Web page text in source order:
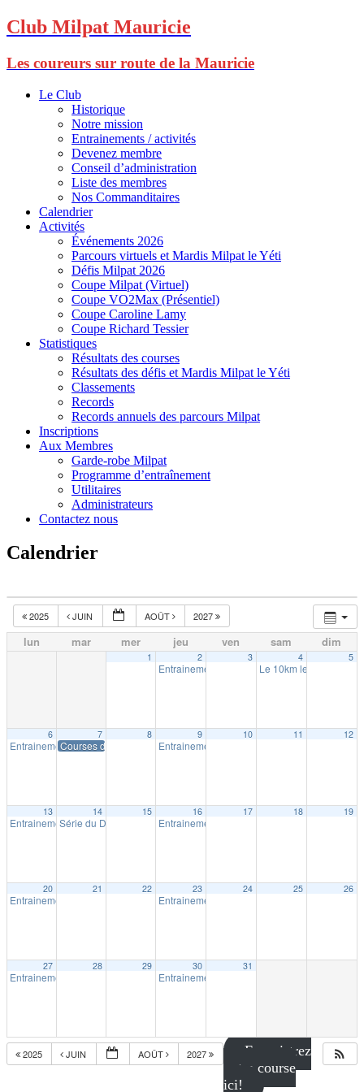
Club Milpat Mauricie
Les coureurs sur route de la Mauricie
Le Club
Historique
Notre mission
Entrainements / activités
Devenez membre
Conseil d’administration
Liste des membres
Nos Commanditaires
Calendrier
Activités
Événements 2026
Parcours virtuels et Mardis Milpat le Yéti
Défis Milpat 2026
Coupe Milpat (Virtuel)
Coupe VO2Max (Présentiel)
Coupe Caroline Lamy
Coupe Richard Tessier
Statistiques
Résultats des courses
Résultats des défis et Mardis Milpat le Yéti
Classements
Records
Records annuels des parcours Milpat
Inscriptions
Aux Membres
Garde-robe Milpat
Programme d’entraînement
Utilitaires
Administrateurs
Contactez nous
Calendrier
2025 JUIN AOÛT 2027
lun mar mer jeu ven sam dim
1 2
Entrainement extérieur à Shawinigan
3 4
Le 10km le Yéti au
5
6
Entrainement extérieur à Shawinigan18:30
7
Courses du P’tit Shérif – Course # 2
8 9
Entrainement extérieur à Shawinigan
10 11 12
13
Entrainement extérieur à Shawinigan18:30
14
Série du Diable – Saison 19 – Course # 3
15 16
Entrainement extérieur à Shawinigan
17 18 19
20
Entrainement extérieur à Shawinigan18:30
21 22 23
Entrainement extérieur à Shawinigan
24 25 26
27
Entrainement extérieur à Shawinigan18:30
28 29 30
Entrainement extérieur à Shawinigan
31
2025 JUIN AOÛT 2027
Enregistrez
votre course
ici!